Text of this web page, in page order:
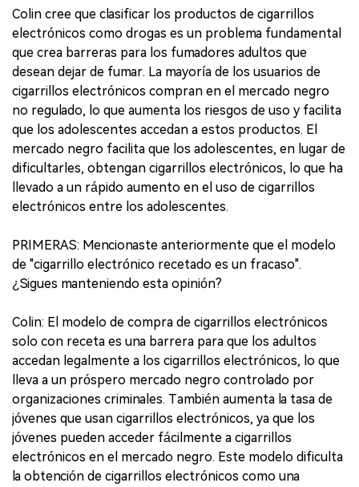
Colin cree que clasificar los productos de cigarrillos
electrónicos como drogas es un problema fundamental
que crea barreras para los fumadores adultos que
desean dejar de fumar. La mayoría de los usuarios de
cigarrillos electrónicos compran en el mercado negro
no regulado, lo que aumenta los riesgos de uso y facilita
que los adolescentes accedan a estos productos. El
mercado negro facilita que los adolescentes, en lugar de
dificultarles, obtengan cigarrillos electrónicos, lo que ha
llevado a un rápido aumento en el uso de cigarrillos
electrónicos entre los adolescentes.
PRIMERAS: Mencionaste anteriormente que el modelo
de "cigarrillo electrónico recetado es un fracaso".
¿Sigues manteniendo esta opinión?
Colin: El modelo de compra de cigarrillos electrónicos
solo con receta es una barrera para que los adultos
accedan legalmente a los cigarrillos electrónicos, lo que
lleva a un próspero mercado negro controlado por
organizaciones criminales. También aumenta la tasa de
jóvenes que usan cigarrillos electrónicos, ya que los
jóvenes pueden acceder fácilmente a cigarrillos
electrónicos en el mercado negro. Este modelo dificulta
la obtención de cigarrillos electrónicos como una